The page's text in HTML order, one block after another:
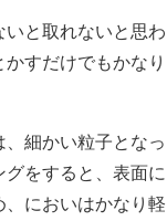
いと取れないと思わ
すだけでもかなり
細かい粒子となっ
をすると、表面に
においはかなり軽